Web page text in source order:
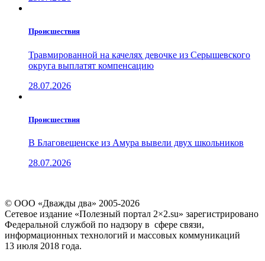
Проиcшествия
Травмированной на качелях девочке из Серышевского
округа выплатят компенсацию
28.07.2026
Проиcшествия
В Благовещенске из Амура вывели двух школьников
28.07.2026
© ООО «Дважды два» 2005-2026
Сетевое издание «Полезный портал 2×2.su» зарегистрировано
Федеральной службой по надзору в сфере связи,
информационных технологий и массовых коммуникаций
13 июля 2018 года.